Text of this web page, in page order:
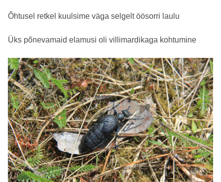
Õhtusel retkel kuulsime väga selgelt öösorri laulu
Üks põnevamaid elamusi oli villimardikaga kohtumine